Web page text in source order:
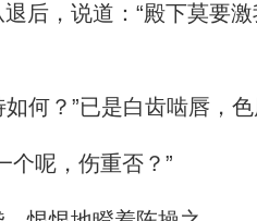
后，说道：“殿下莫要
何？”已是白齿啮唇，色
呢，伤重否？”